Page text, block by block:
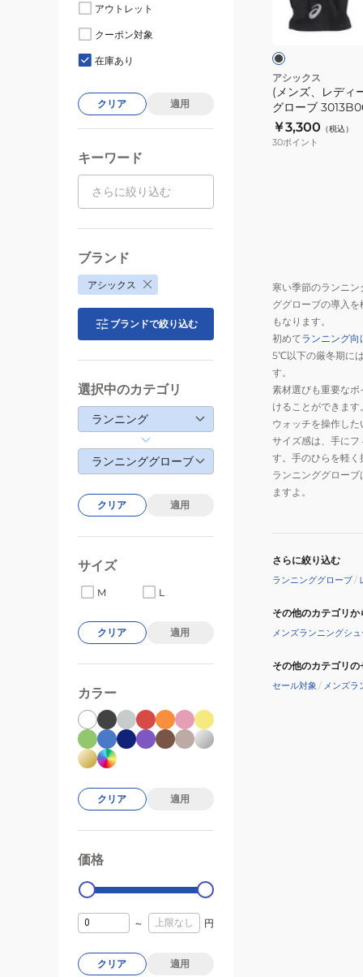
ン
ニ
ン
グ
グ
アシックス
(メンズ、レディ
グローブ
￥3,300 （税込）
30ポイント
寒い季節のランニ
ググローブの導入
もなります。
初めてランニング
5℃以下の厳冬期に
す。
素材選びも重要な
けることができま
ウォッチを操作し
サイズ感は、手に
す。手のひらを軽
ランニンググロー
ますよ。
さらに絞り込む
ランニンググローブ/
その他のカテゴリか
メンズランニングシ
その他のカテゴリ
セール対象 / メンズラ
アウトレット
クーポン対象
在庫あり
クリア 適用
キーワード
ブランド
アシックス
ブランドで絞り込む
選択中のカテゴリ
ランニング
ランニンググローブ
クリア 適用
サイズ
M L
クリア 適用
カラー
クリア 適用
価格
0
～ 円
クリア 適用